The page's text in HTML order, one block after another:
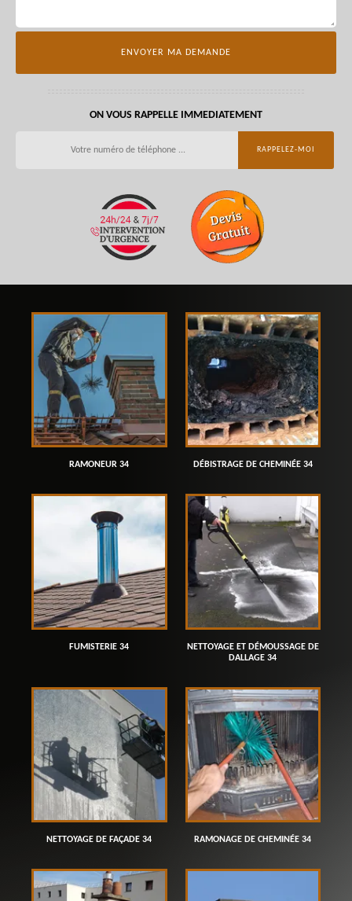
ON VOUS RAPPELLE IMMEDIATEMENT
RAMONEUR 34 DÉBISTRAGE DE CHEMINÉE 34
FUMISTERIE 34
NETTOYAGE ET DÉMOUSSAGE DE
DALLAGE 34
NETTOYAGE DE FAÇADE 34 RAMONAGE DE CHEMINÉE 34